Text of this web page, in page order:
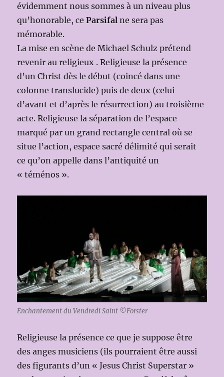
évidemment nous sommes à un niveau plus
qu’honorable, ceParsifal ne sera pas
mémorable.
La mise en scène de Michael Schulz prétend
revenir au religieux . Religieuse la présence
d’un Christ dès le début (coincé dans une
colonne translucide) puis de deux (celui
d’avant et d’après le résurrection) au troisième
acte. Religieuse la séparation de l’espace
marqué par un grand rectangle central où se
situe l’action, espace sacré délimité qui serait
ce qu’on appelle dans l’antiquité un
« téménos ».
Enchantement du Vendredi Saint ©Forster
Religieuse la présence ce que je suppose être
des anges musiciens (ils pourraient être aussi
des figurants d’un « Jesus Christ Superstar »